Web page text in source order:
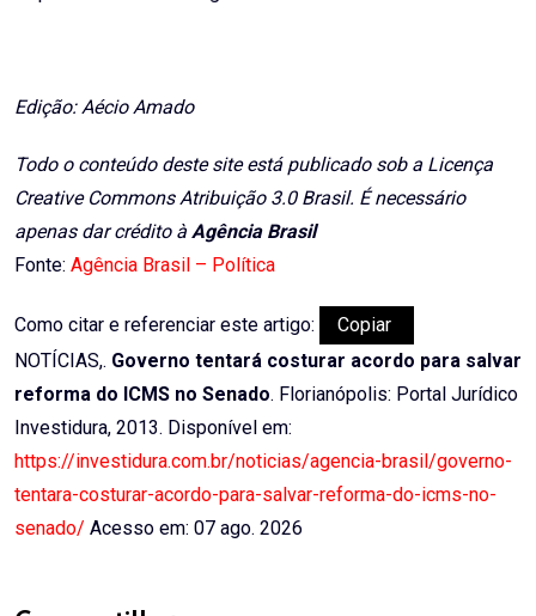
Edição: Aécio Amado
Todo o conteúdo deste site está publicado sob a Licença
Creative Commons Atribuição 3.0 Brasil. É necessário
apenas dar crédito à Agência Brasil
Fonte: Agência Brasil – Política
Como citar e referenciar este artigo:
Copiar
NOTÍCIAS,. Governo tentará costurar acordo para salvar
reforma do ICMS no Senado. Florianópolis: Portal Jurídico
Investidura, 2013. Disponível em:
https://investidura.com.br/noticias/agencia-brasil/governo-
tentara-costurar-acordo-para-salvar-reforma-do-icms-no-
senado/ Acesso em: 07 ago. 2026